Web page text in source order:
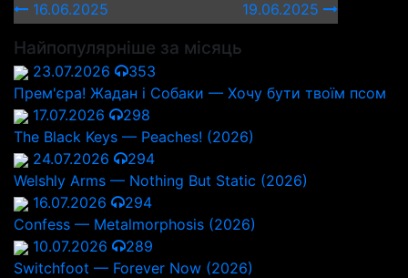
16.06.2025
19.06.2025
Найпопулярніше за місяць
23.07.2026
353
Прем'єра! Жадан і Собаки — Хочу бути твоїм псом
17.07.2026
298
The Black Keys — Peaches! (2026)
24.07.2026
294
Welshly Arms — Nothing But Static (2026)
16.07.2026
294
Confess — Metalmorphosis (2026)
10.07.2026
289
Switchfoot — Forever Now (2026)